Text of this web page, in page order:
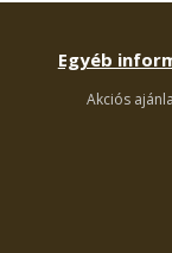
Egyéb
Akciós